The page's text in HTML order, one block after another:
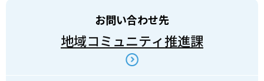
お問い合わせ先
地域コミュニティ推進課